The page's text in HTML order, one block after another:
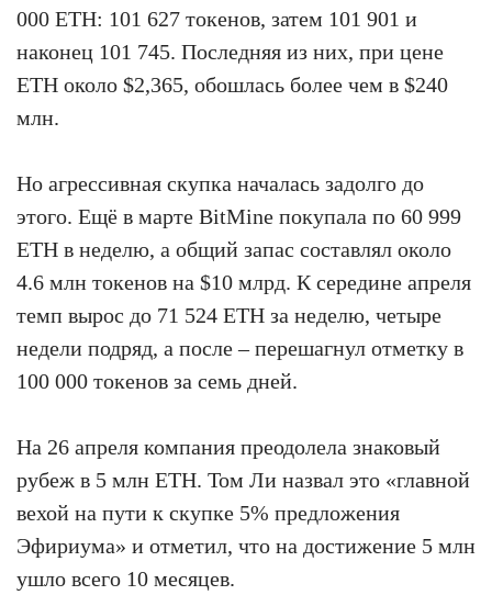
000 ETH: 101 627 токенов, затем 101 901 и
наконец 101 745. Последняя из них, при цене
ETH около $2,365, обошлась более чем в $240
млн.
Но агрессивная скупка началась задолго до
этого. Ещё в марте BitMine покупала по 60 999
ETH в неделю, а общий запас составлял около
4.6 млн токенов на $10 млрд. К середине апреля
темп вырос до 71 524 ETH за неделю, четыре
недели подряд, а после – перешагнул отметку в
100 000 токенов за семь дней.
На 26 апреля компания преодолела знаковый
рубеж в 5 млн ETH. Том Ли назвал это «главной
вехой на пути к скупке 5% предложения
Эфириума» и отметил, что на достижение 5 млн
ушло всего 10 месяцев.